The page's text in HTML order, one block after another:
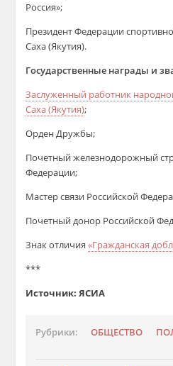
Россия»;
Президент Федерации
Саха (Якутия).
Государственные награды и
Заслуженный работник
Саха (Якутия);
Орден Дружбы;
Почетный железнодорожный
Федерации;
Мастер связи Российской
Почетный донор Российской
Знак отличия«Гражданская
***
Источник: ЯСИА
Рубрики: ОБЩЕСТВО